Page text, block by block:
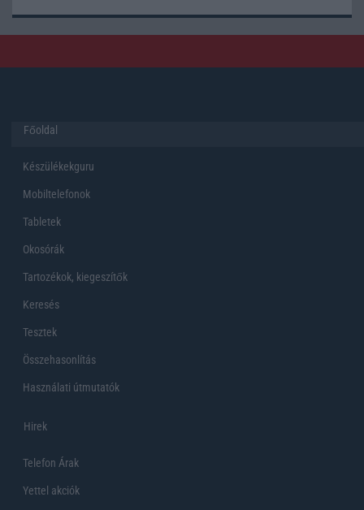
Főoldal
Készülékekguru
Mobiltelefonok
Tabletek
Okosórák
Tartozékok, kiegeszítők
Keresés
Tesztek
Összehasonlítás
Használati útmutatók
Hirek
Telefon Árak
Yettel akciók